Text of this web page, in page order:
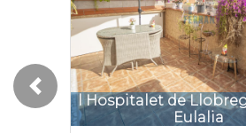
l Hospitalet de
Eulalia
Previous